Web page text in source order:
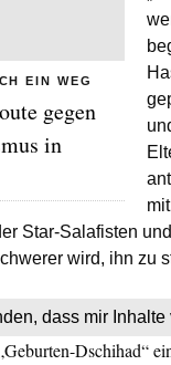
EIN WEG
gegen
in
Star-Salafisten
wird, ihn zu
dass mir
Dschihad“